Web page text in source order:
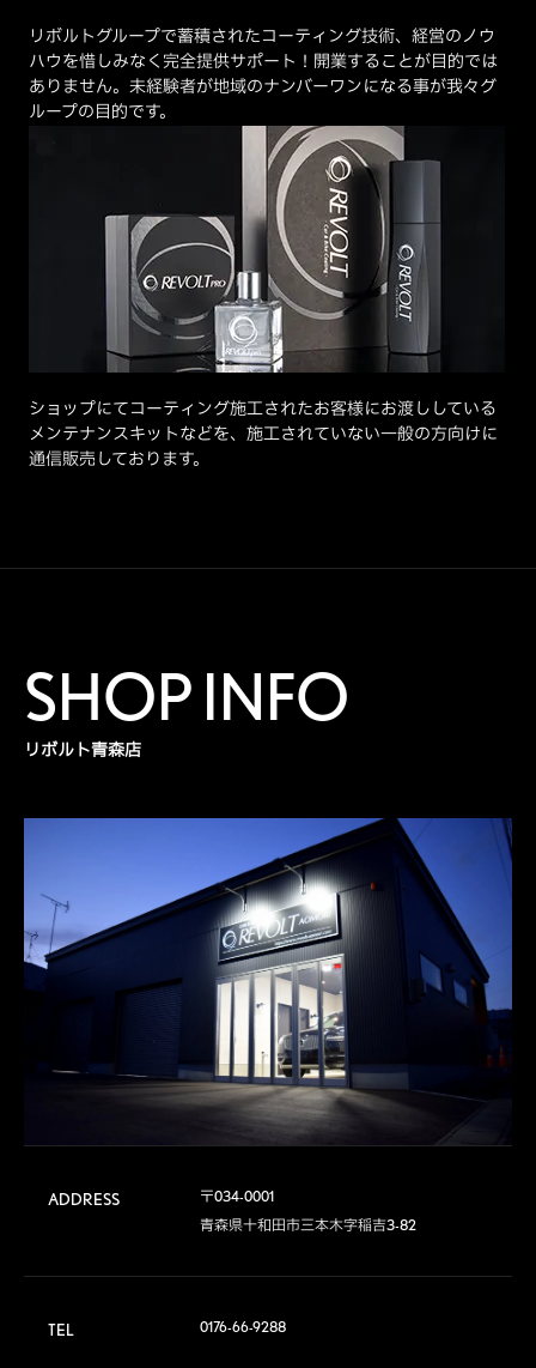
リボルトグループで蓄積されたコーティング技術、経営のノウ
ハウを惜しみなく完全提供サポート！開業することが目的では
ありません。未経験者が地域のナンバーワンになる事が我々グ
ループの目的です。
ショップにてコーティング施工されたお客様にお渡ししている
メンテナンスキットなどを、施工されていない一般の方向けに
通信販売しております。
SHOP INFO
リボルト青森店
ADDRESS
〒034-0001
青森県十和田市三本木字稲吉3-82
TEL 0176-66-9288